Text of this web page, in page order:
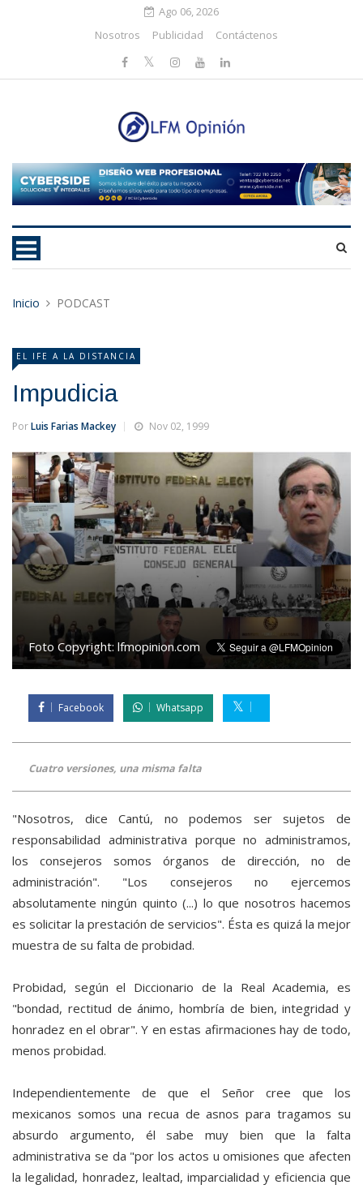
Ago 06, 2026
Nosotros
Publicidad Contáctenos
Inicio PODCAST
EL IFE A LA DISTANCIA
Impudicia
PorLuis Farias Mackey Nov 02, 1999
Foto Copyright: lfmopinion.com
Facebook Whatsapp
Cuatro versiones, una misma falta
"Nosotros, dice Cantú, no podemos ser sujetos de
responsabilidad administrativa porque no administramos,
los consejeros somos órganos de dirección, no de
administración". "Los consejeros no ejercemos
absolutamente ningún quinto (...) lo que nosotros hacemos
es solicitar la prestación de servicios". Ésta es quizá la mejor
muestra de su falta de probidad.
Probidad, según el Diccionario de la Real Academia, es
"bondad, rectitud de ánimo, hombría de bien, integridad y
honradez en el obrar". Y en estas afirmaciones hay de todo,
menos probidad.
Independientemente de que el Señor cree que los
mexicanos somos una recua de asnos para tragamos su
absurdo argumento, él sabe muy bien que la falta
administrativa se da "por los actos u omisiones que afecten
la legalidad, honradez, lealtad, imparcialidad y eficiencia que